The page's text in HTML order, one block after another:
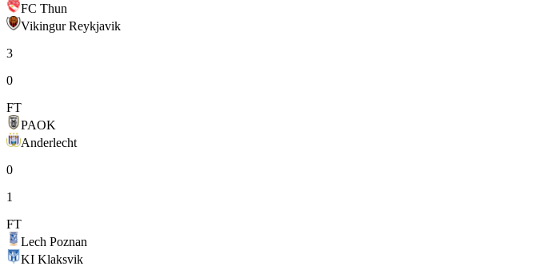
FC Thun
Vikingur Reykjavik
3
0
FT
PAOK
Anderlecht
0
1
FT
Lech Poznan
KI Klaksvik